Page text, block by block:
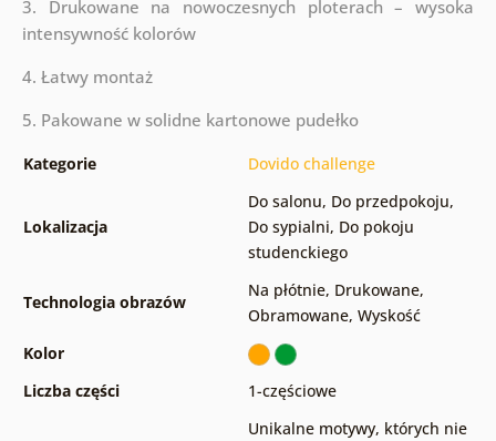
3. Drukowane na nowoczesnych ploterach – wysoka
intensywność kolorów
4. Łatwy montaż
5. Pakowane w solidne kartonowe pudełko
Kategorie Dovido challenge
Lokalizacja
Do salonu, Do przedpokoju,
Do sypialni, Do pokoju
studenckiego
Technologia obrazów
Na płótnie, Drukowane,
Obramowane, Wyskość
Kolor
Liczba części
1-częściowe
Unikalne motywy, których nie